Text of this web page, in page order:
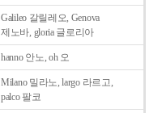
Galileo 갈릴레오, Genova
제노바, gloria 글로리아
hanno 안노, oh 오
Milano 밀라노, largo 라르고,
palco 팔코